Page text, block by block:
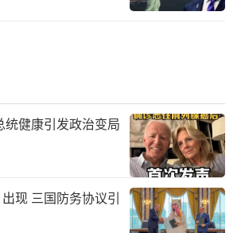
健康引发政治变局
现 三国防务协议引